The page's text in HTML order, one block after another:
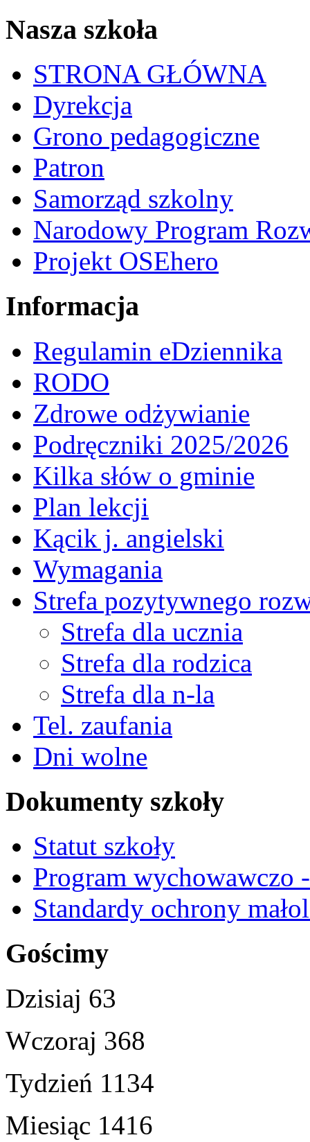
Nasza szkoła
STRONA GŁÓWNA
Dyrekcja
Grono pedagogiczne
Patron
Samorząd szkolny
Narodowy Program
Projekt OSEhero
Informacja
Regulamin eDziennika
RODO
Zdrowe odżywianie
Podręczniki 2025/2026
Kilka słów o gminie
Plan lekcji
Kącik j. angielski
Wymagania
Strefa pozytywnego
Strefa dla ucznia
Strefa dla rodzica
Strefa dla n-la
Tel. zaufania
Dni wolne
Dokumenty szkoły
Statut szkoły
Program wychowawczo
Standardy ochrony
Gościmy
Dzisiaj 63
Wczoraj 368
Tydzień 1134
Miesiąc 1416